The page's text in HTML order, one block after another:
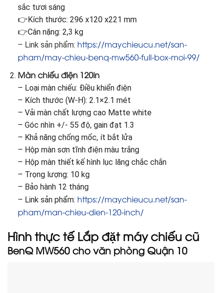
sắc tươi sáng
👉Kích thước: 296 x120 x221 mm
👉Cân nặng: 2,3 kg
– Link sản phẩm: https://maychieucu.net/san-
pham/may-chieu-benq-mw560-full-box-moi-99/
Màn chiếu điện 120in
– Loại màn chiếu: Điều khiển điện
– Kích thước (W-H): 2.1×2.1 mét
– Vải màn chất lượng cao Matte white
– Góc nhìn +/- 55 độ, gain đạt 1.3
– Khả năng chống mốc, ít bắt lửa
– Hộp màn sơn tĩnh điện màu trắng
– Hộp màn thiết kế hình lục lăng chắc chắn
– Trọng lượng: 10 kg
– Bảo hành 12 tháng
– Link sản phẩm: https://maychieucu.net/san-
pham/man-chieu-dien-120-inch/
Hình thực tế Lắp đặt máy chiếu cũ
BenQ MW560 cho văn phòng Quận 10